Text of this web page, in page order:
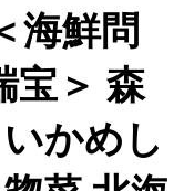
海鮮問
＞ 森
かめし